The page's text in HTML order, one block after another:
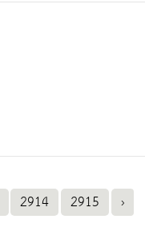
2914 2915 ›